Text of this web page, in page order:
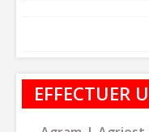
EFFECTUER